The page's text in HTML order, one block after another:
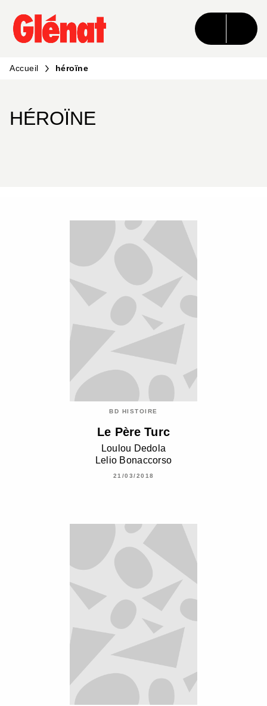
MENU RECHERCHE CONTENU
PIED DE PAGE
Accueil héroïne
HÉROÏNE
BD HISTOIRE
Le Père Turc
Loulou Dedola
Lelio Bonaccorso
21/03/2018